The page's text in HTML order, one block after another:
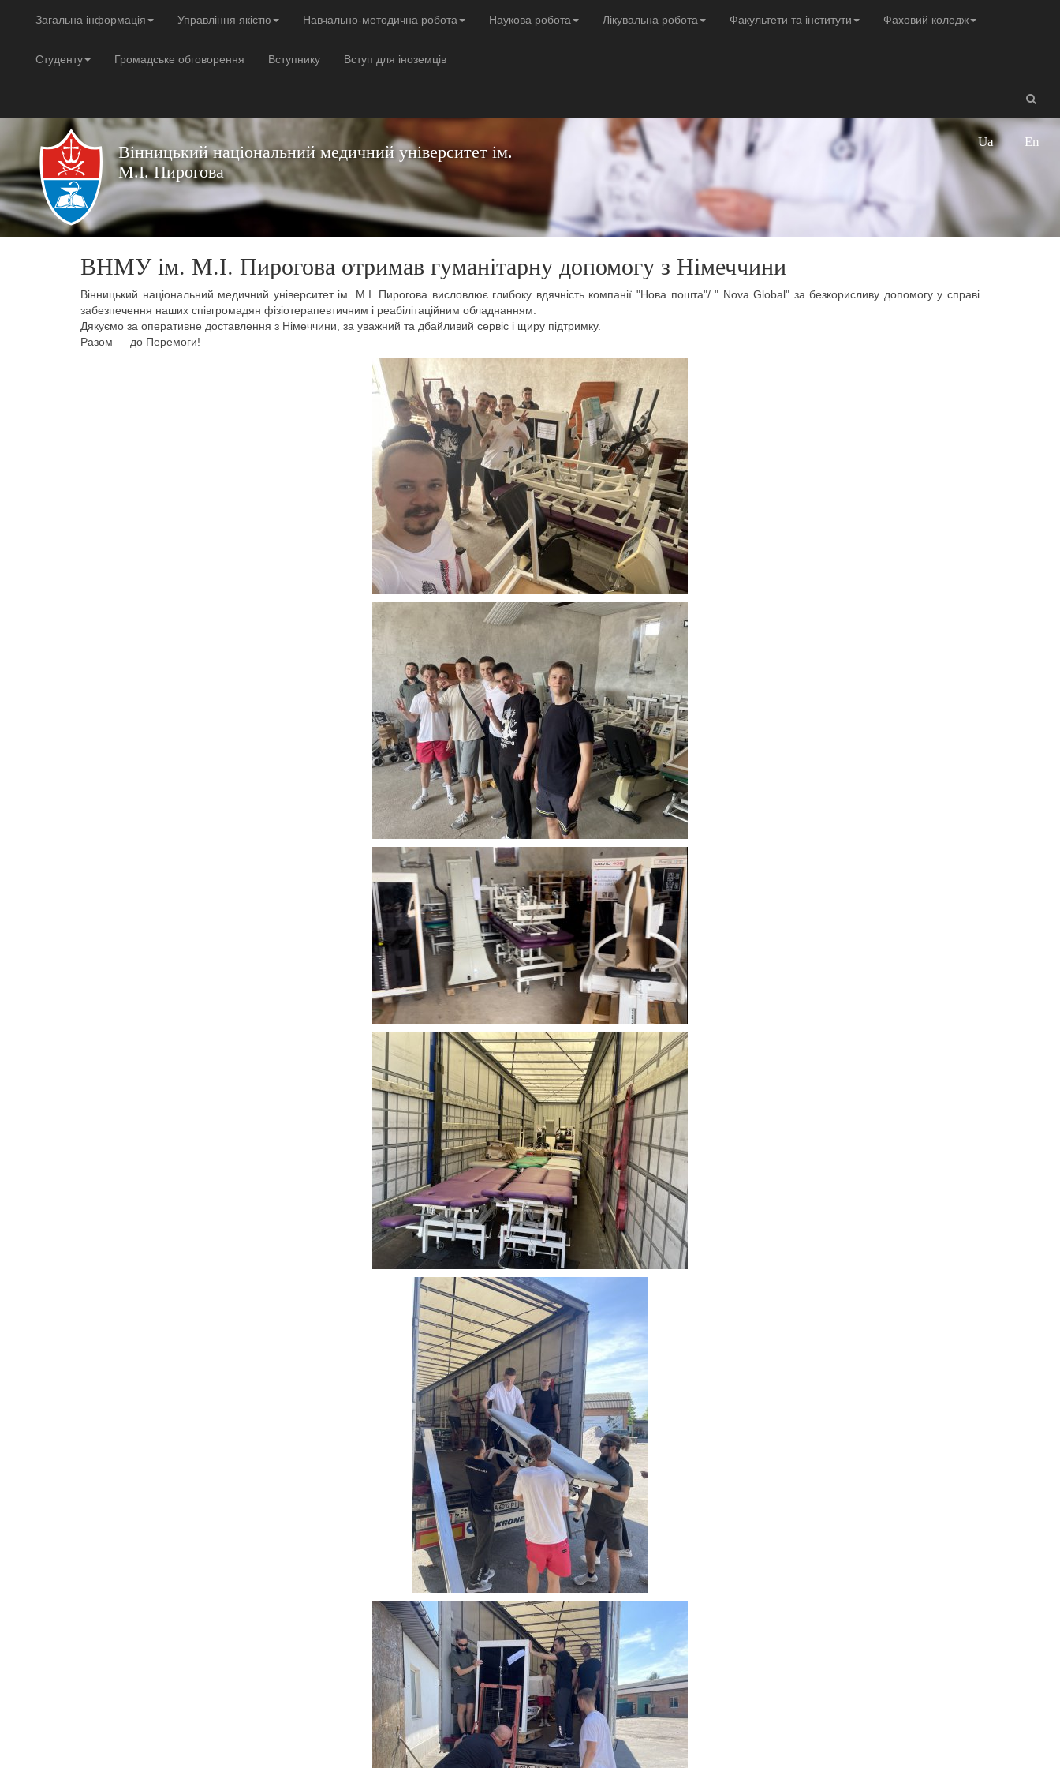
Загальна інформація Управління якістю Навчально-методична робота Наукова робота Лікувальна робота Факультети та інститути Фаховий коледж
Студенту Громадське обговорення Вступнику Вступ для іноземців
Вінницький національний медичний університет ім.
М.І. Пирогова
Ua En
ВНМУ ім. М.І. Пирогова отримав гуманітарну допомогу з Німеччини
Вінницький національний медичний університет ім. М.І. Пирогова висловлює глибоку вдячність компанії "Нова пошта"/ " Nova Global" за безкорисливу допомогу у справі
забезпечення наших співгромадян фізіотерапевтичним і реабілітаційним обладнанням.
Дякуємо за оперативне доставлення з Німеччини, за уважний та дбайливий сервіс і щиру підтримку.
Разом — до Перемоги!